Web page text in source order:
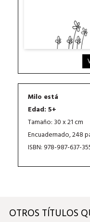
Milo está
Edad: 5+
Tamaño: 30 x 21 cm
Encuadernado, 248
ISBN: 978-987-637-
OTROS TÍTULOS